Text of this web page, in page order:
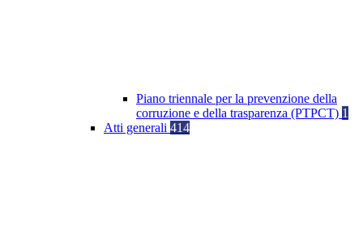
Piano triennale per la prevenzione della
corruzione e della trasparenza (PTPCT) 1
Atti generali 414